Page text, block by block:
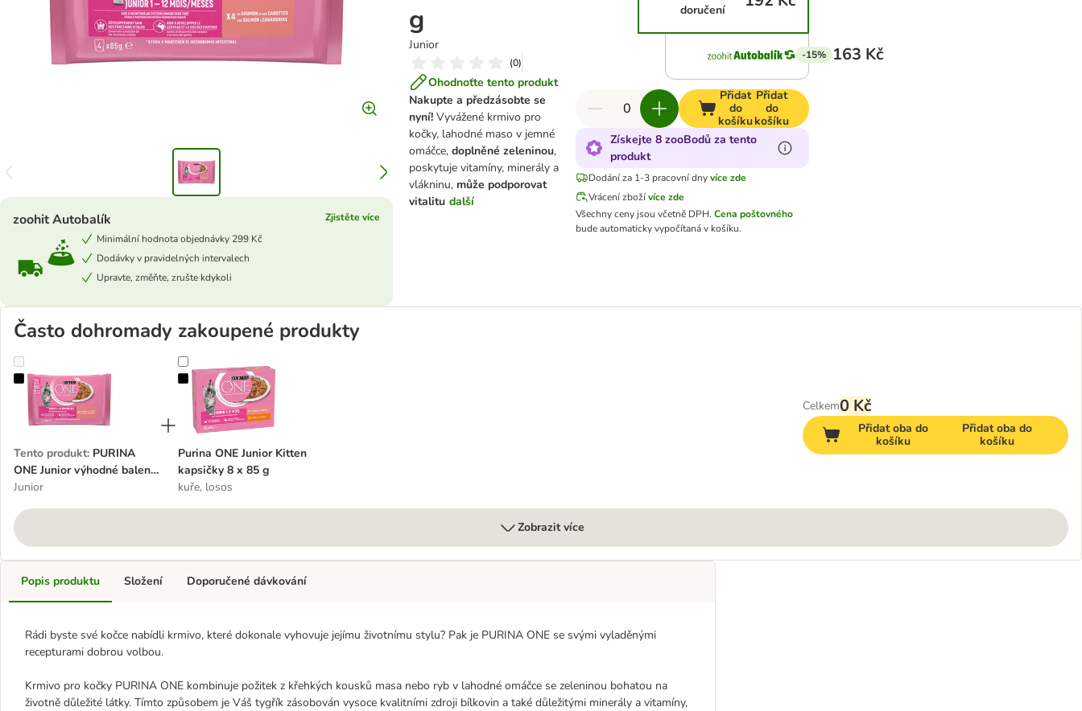
g
Junior
(0)
Ohodnoťte tento produkt
Nakupte a předzásobte se
nyní!Vyvážené krmivo pro
kočky, lahodné maso v jemné
omáčce,doplněné zeleninou,
poskytuje vitamíny, minerály a
vlákninu, může podporovat
vitalitu další
zoohit Autobalík
Zjistěte více
Minimální hodnota objednávky 299 Kč
Dodávky v pravidelných intervalech
Upravte, změňte, zrušte kdykoli
doručení
-15% 163 Kč
Přidat
do
košíku
Přidat
do
košíku
Získejte 8 zooBodů za tento
produkt
Dodání za 1-3 pracovní dnyvíce zde
Vrácení zbožívíce zde
Všechny ceny jsou včetně DPH. Cena poštovného
bude automaticky vypočítaná v košíku.
Často dohromady zakoupené produkty
PURINA ONE Junior výhodné balení 12 x 85 g
Tento produkt: PURINA
ONE Junior výhodné balení
12 x 85 g
Junior
Purina ONE Junior Kitten kapsičky 8 x 85 g
Purina ONE Junior Kitten
kapsičky 8 x 85 g
kuře, losos
Celkem0 Kč
Přidat oba do
košíku
Přidat oba do
košíku
Zobrazit více
Popis produktu
Rádi byste své kočce nabídli krmivo, které dokonale vyhovuje jejímu životnímu stylu? Pak je PURINA ONE se svými vyladěnými
recepturami dobrou volbou.
Krmivo pro kočky PURINA ONE kombinuje požitek z křehkých kousků masa nebo ryb v lahodné omáčce se zeleninou bohatou na
životně důležité látky. Tímto způsobem je Váš tygřík zásobován vysoce kvalitními zdroji bílkovin a také důležitými minerály a vitamíny,
Složení Doporučené dávkování